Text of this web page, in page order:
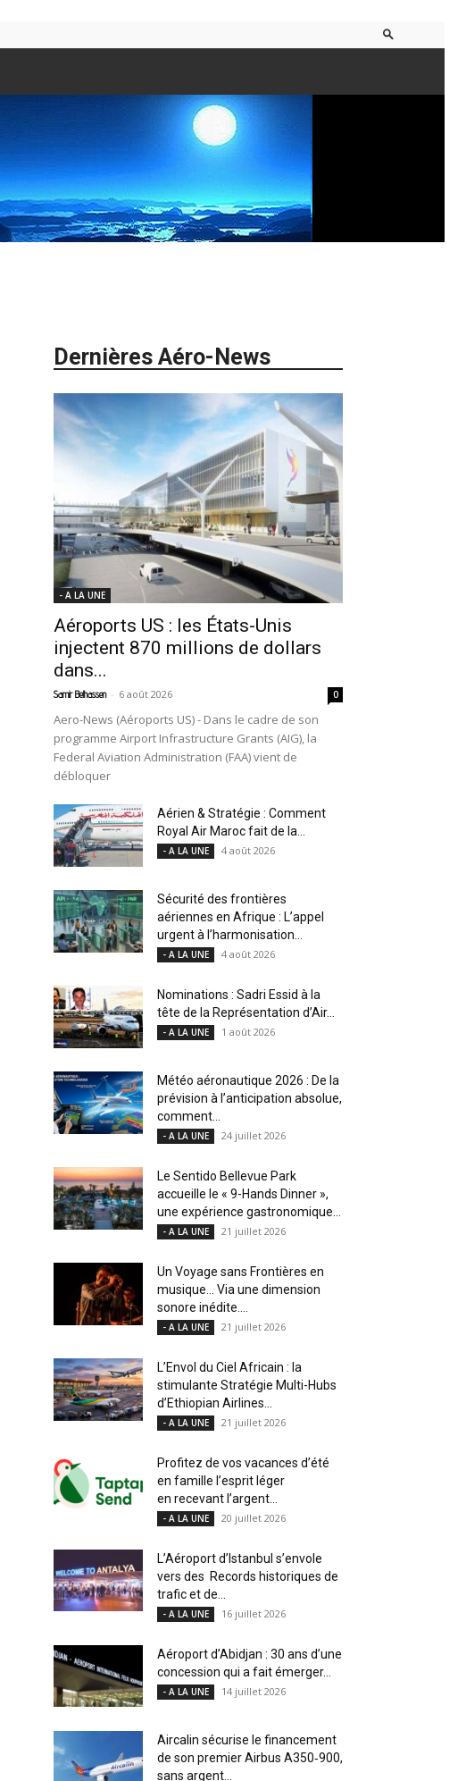
Dernières Aéro-News
- A LA UNE
Aéroports US : les États-Unis
injectent 870 millions de dollars
dans...
Samir Belhassen - 6 août 2026 0
Aero-News (Aéroports US) - Dans le cadre de son
programme Airport Infrastructure Grants (AIG), la
Federal Aviation Administration (FAA) vient de
débloquer
Aérien & Stratégie : Comment
Royal Air Maroc fait de la...
- A LA UNE 4 août 2026
Sécurité des frontières
aériennes en Afrique : L’appel
urgent à l’harmonisation...
- A LA UNE 4 août 2026
Nominations : Sadri Essid à la
tête de la Représentation d’Air...
- A LA UNE 1 août 2026
Météo aéronautique 2026 : De la
prévision à l’anticipation absolue,
comment...
- A LA UNE 24 juillet 2026
Le Sentido Bellevue Park
accueille le « 9-Hands Dinner »,
une expérience gastronomique...
- A LA UNE 21 juillet 2026
Un Voyage sans Frontières en
musique… Via une dimension
sonore inédite....
- A LA UNE 21 juillet 2026
L’Envol du Ciel Africain : la
stimulante Stratégie Multi-Hubs
d’Ethiopian Airlines...
- A LA UNE 21 juillet 2026
Profitez de vos vacances d’été
en famille l’esprit léger
en recevant l’argent...
- A LA UNE 20 juillet 2026
L’Aéroport d’Istanbul s’envole
vers des Records historiques de
trafic et de...
- A LA UNE 16 juillet 2026
Aéroport d’Abidjan : 30 ans d’une
concession qui a fait émerger...
- A LA UNE 14 juillet 2026
Aircalin sécurise le financement
de son premier Airbus A350‑900,
sans argent...